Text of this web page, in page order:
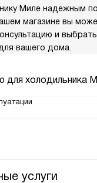
Миле надежным
магазине вы
и выбрать
вашего дома.
для холодильника
услуги